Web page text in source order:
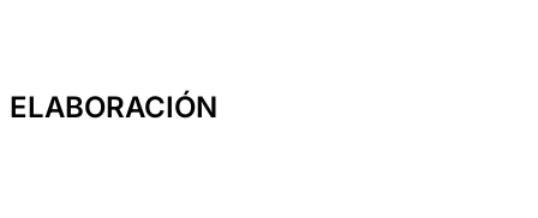
ELABORACIÓN